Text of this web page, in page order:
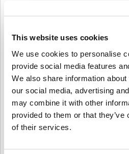
This website uses cookies
We use cookies to personalise
provide social media features
We also share information
our social media, advertising
may combine it with other
provided to them or that
of their services.
problemas o preguntas sobre el código
Nuestro sistema de compra fácil y
formularios engorrosos o encuestas
requiere una dirección de correo
válido, por lo que el proceso de compra
EUR NL de livecards.net es rápido y
Cómo funciona en Livecards.net